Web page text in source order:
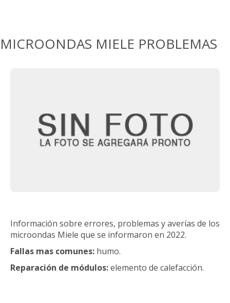
MICROONDAS MIELE PROBLEMAS
Información sobre errores, problemas y averías de los
microondas Miele que se informaron en 2022.
Fallas mas comunes: humo.
Reparación de módulos:elemento de calefacción.